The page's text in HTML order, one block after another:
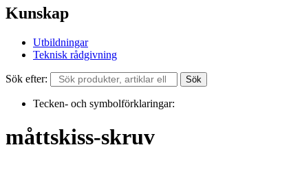
Kunskap
Utbildningar
Teknisk rådgivning
Sök efter: Sök
Tecken- och symbolförklaringar:
måttskiss-skruv